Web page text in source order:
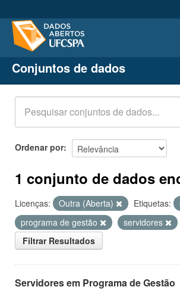
Conjuntos de dados
Organizações
Grupos
Sobre
Conjuntos de dados
Ordenar por
1 conjunto de dados
Licenças: Outra (Aberta) Etiquetas:
programa de gestão
servidores
Filtrar Resultados
Servidores em Programa de Gestão